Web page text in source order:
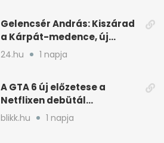
Gelencsér András: Kiszárad
a Kárpát-medence, új
áram- és vízdíjat javasol
24.hu 1 napja
A GTA 6 új előzetese a
Netflixen debütál
augusztus 27-én
blikk.hu 1 napja